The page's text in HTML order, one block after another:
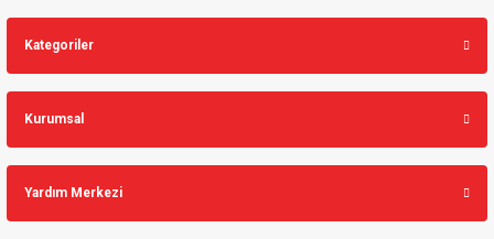
Kategoriler
Kurumsal
Yardım Merkezi